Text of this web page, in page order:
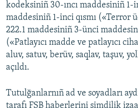
kodeksiniñ 30-ıncı maddesiniñ 1-
maddesiniñ 1-inci qısmı («Terror
222.1 maddesiniñ 3-ünci
(«Patlayıcı madde ve patlayıcı
aluv, satuv, berüv, saqlav, taşuv,
açıldı.
Tutulğanlarnıñ ad ve soyadları
tarafı FSB haberlerini şimdilik